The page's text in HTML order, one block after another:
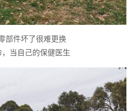
部件坏了很难更换
当自己的保健医生